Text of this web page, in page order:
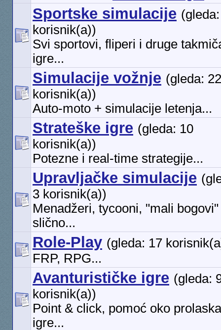
Sportske simulacije
korisnik(a))
Svi sportovi, fliperi i druge
igre...
Simulacije vožnje (gleda: 22
korisnik(a))
Auto-moto + simulacije letenja...
Strateške igre (gleda: 10
korisnik(a))
Potezne i real-time strategije...
Upravljačke simulacije
3 korisnik(a))
Menadžeri, tycooni, "mali
slično...
Role-Play (gleda: 17
FRP, RPG...
Avanturističke igre (gleda:
korisnik(a))
Point & click, pomoć oko prolaska
igre...